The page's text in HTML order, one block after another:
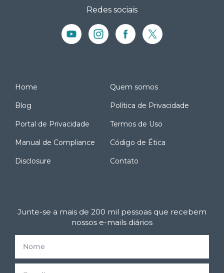
Redes sociais
Home Quem somos
Blog Política de Privacidade
Portal de Privacidade Termos de Uso
Manual de Compliance Código de Ética
Disclosure Contato
Junte-se a mais de 200 mil pessoas que recebem
nossos e-mails diários